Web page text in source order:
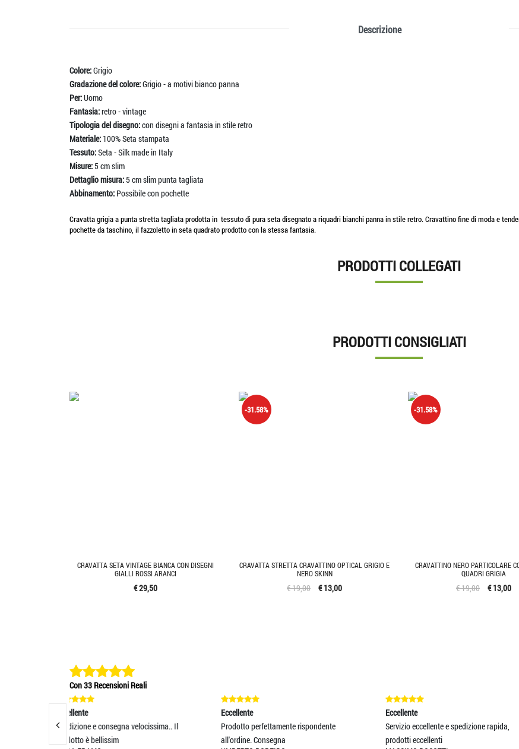
Descrizione
Colore:Grigio
Gradazione del colore:Grigio - a motivi bianco panna
Per:Uomo
Fantasia:retro - vintage
Tipologia del disegno:con disegni a fantasia in stile retro
Materiale: 100% Seta stampata
Tessuto:Seta - Silk made in Italy
Misure:5 cm slim
Dettaglio misura:5 cm slim punta tagliata
Abbinamento: Possibile con pochette
Cravatta grigia a punta stretta tagliata prodotta in tessuto di pura seta disegnato a riquadri bianchi panna in stile retro. Cravattino fine di moda e
pochette da taschino, il fazzoletto in seta quadrato prodotto con la stessa fantasia.
PRODOTTI COLLEGATI
PRODOTTI CONSIGLIATI
CRAVATTA SETA VINTAGE BIANCA CON DISEGNI
GIALLI ROSSI ARANCI
€ 29,50
CRAVATTA STRETTA CRAVATTINO OPTICAL GRIGIO E
NERO SKINN
-31.58%
€ 19,00 € 13,00
CRAVATTINO NERO PARTICOLARE
QUADRI GRIGIA
-31.58%
€ 19,00 € 13,00
Con 33 Recensioni Reali
Prodotto perfettamente rispondente
all'ordine. Consegna
Servizio eccellente e spedizione rapida,
prodotti eccellenti
Ottimo
ANDREA TRECCANI